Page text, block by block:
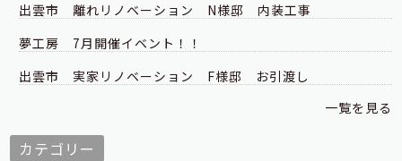
出雲市 離れリノベーション N様邸 内装工事
夢工房 7月開催イベント！！
出雲市 実家リノベーション F様邸 お引渡し
一覧を見る
カテゴリー